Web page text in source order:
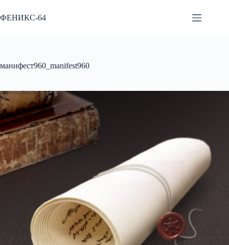
к
сути
ФЕНИКС-64
манифест960_manifest960